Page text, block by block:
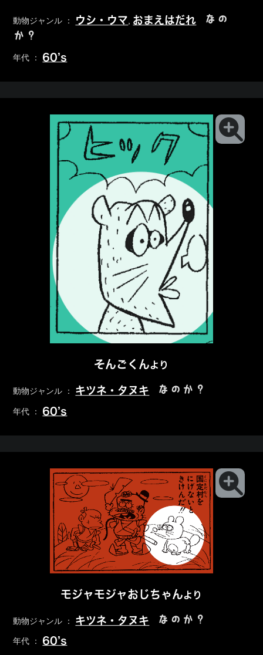
動物ジャンル ： ウシ・ウマ, おまえはだれ
なの
か？
年代 ： 60’s
そんごくんより
動物ジャンル ： キツネ・タヌキ なのか？
年代 ： 60’s
モジャモジャおじちゃんより
動物ジャンル ： キツネ・タヌキ なのか？
年代 ： 60’s